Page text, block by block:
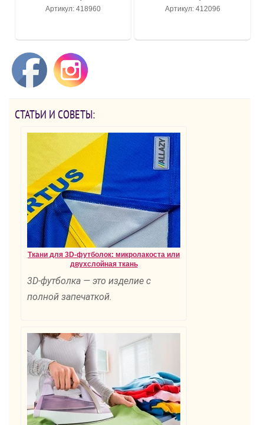
Артикул: 418960 Артикул: 412096
СТАТЬИ И СОВЕТЫ:
Ткани для 3D-футболок: микролакоста или
двухслойная ткань
3D-футболка — это изделие с
полной запечаткой.